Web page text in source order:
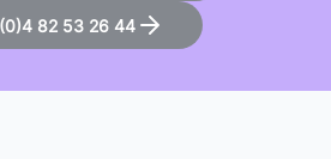
82 53 26 44